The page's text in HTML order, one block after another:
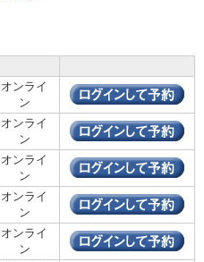
オンライ
ン
オンライ
ン
オンライ
ン
オンライ
ン
オンライ
ン